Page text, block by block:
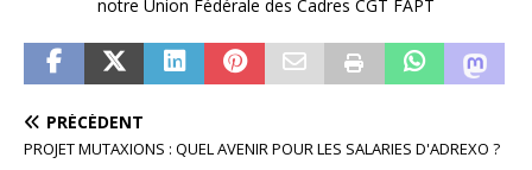
notre Union Fédérale des Cadres CGT FAPT
PRÉCÉDENT
PROJET MUTAXIONS : QUEL AVENIR POUR LES SALARIES D'ADREXO ?